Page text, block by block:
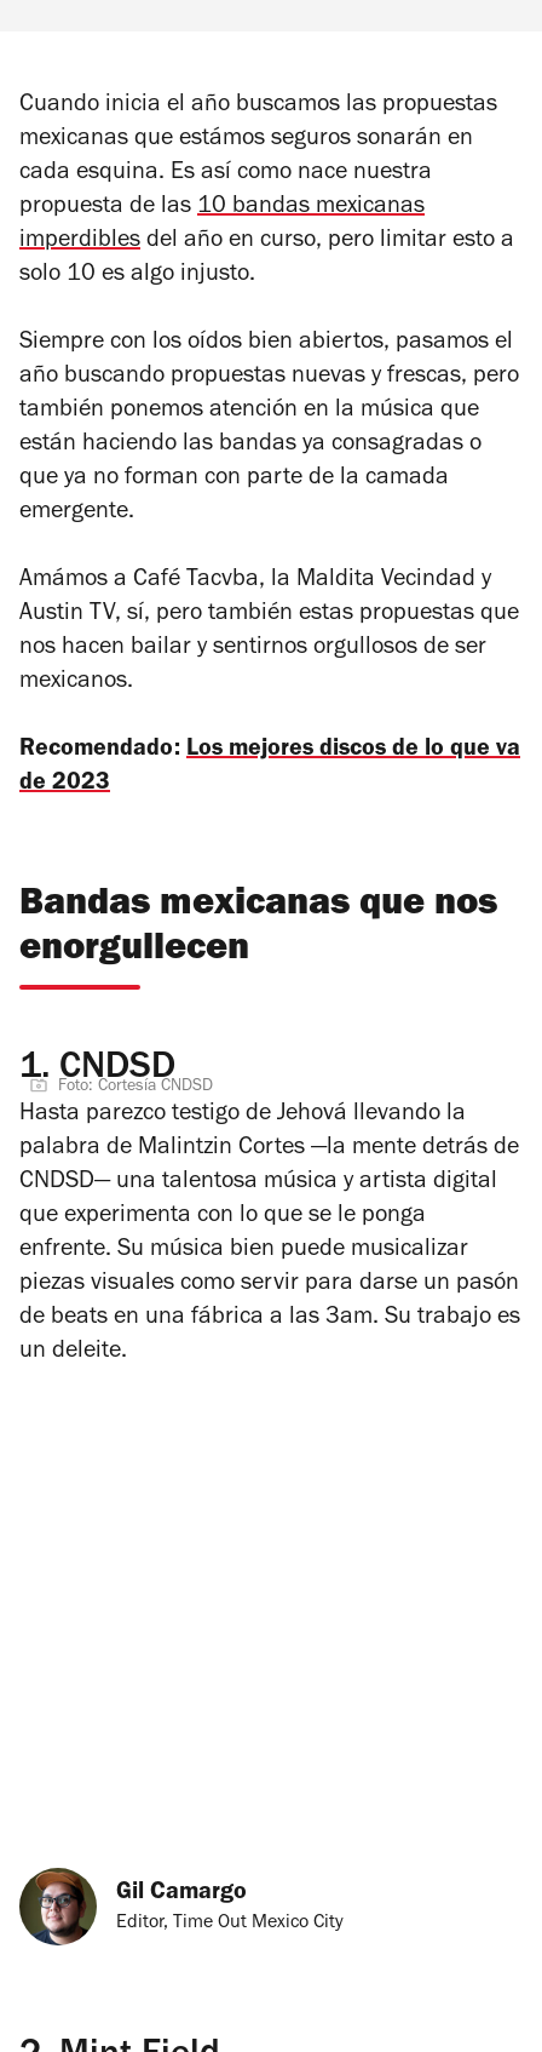
Cuando inicia el año buscamos las propuestas
mexicanas que estámos seguros sonarán en
cada esquina. Es así como nace nuestra
propuesta de las 10 bandas mexicanas
imperdibles del año en curso, pero limitar esto a
solo 10 es algo injusto.
Siempre con los oídos bien abiertos, pasamos el
año buscando propuestas nuevas y frescas, pero
también ponemos atención en la música que
están haciendo las bandas ya consagradas o
que ya no forman con parte de la camada
emergente.
Amámos a Café Tacvba, la Maldita Vecindad y
Austin TV, sí, pero también estas propuestas que
nos hacen bailar y sentirnos orgullosos de ser
mexicanos.
Recomendado: Los mejores discos de lo que va
de 2023
Bandas mexicanas que nos
enorgullecen
1. CNDSD
Foto: Cortesía CNDSD
Hasta parezco testigo de Jehová llevando la
palabra de Malintzin Cortes —la mente detrás de
CNDSD— una talentosa música y artista digital
que experimenta con lo que se le ponga
enfrente. Su música bien puede musicalizar
piezas visuales como servir para darse un pasón
de beats en una fábrica a las 3am. Su trabajo es
un deleite.
Gil Camargo
Editor, Time Out Mexico City